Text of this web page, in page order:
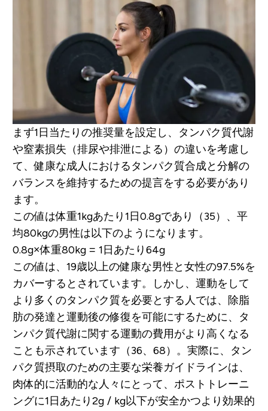
まず1日当たりの推奨量を設定し、タンパク質代謝
や窒素損失（排尿や排泄による）の違いを考慮し
て、健康な成人におけるタンパク質合成と分解の
バランスを維持するための提言をする必要があり
ます。
この値は体重1kgあたり1日0.8gであり（35）、平
均80kgの男性は以下のようになります。
0.8g×体重80kg = 1 日あたり 64g
この値は、19歳以上の健康な男性と女性の97.5%を
カバーするとされています。しかし、運動をして
より多くのタンパク質を必要とする人では、除脂
肪の発達と運動後の修復を可能にするために、タ
ンパク質代謝に関する運動の費用がより高くなる
ことも示されています（36、68）。実際に、タン
パク質摂取のための主要な栄養ガイドラインは、
肉体的に活動的な人々にとって、ポストトレーニ
ングに1日あたり2g / kg以下が安全かつより効果的